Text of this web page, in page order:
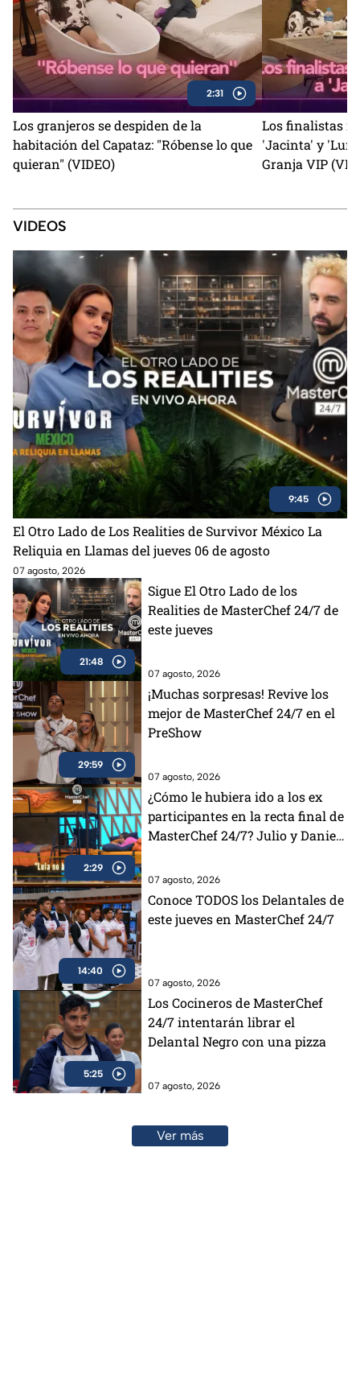
2:31
Los granjeros se despiden de la
habitación del Capataz: "Róbense lo que
quieran" (VIDEO)
Los finalistas
'Jacinta' y
Granja VIP
VIDEOS
9:45
El Otro Lado de Los Realities de Survivor México La
Reliquia en Llamas del jueves 06 de agosto
07 agosto, 2026
21:48
Sigue El Otro Lado de los
Realities de MasterChef 24/7 de
este jueves
07 agosto, 2026
29:59
¡Muchas sorpresas! Revive los
mejor de MasterChef 24/7 en el
PreShow
07 agosto, 2026
2:29
¿Cómo le hubiera ido a los ex
participantes en la recta final de
MasterChef 24/7? Julio y Daniela
07 agosto, 2026
14:40
Conoce TODOS los Delantales de
este jueves en MasterChef 24/7
07 agosto, 2026
5:25
Los Cocineros de MasterChef
24/7 intentarán librar el
Delantal Negro con una pizza
07 agosto, 2026
Ver más